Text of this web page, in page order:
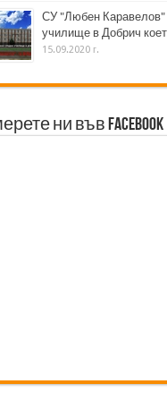
СУ "Любен
училище в Добрич
15.09.2020 г.
ни във Facebook